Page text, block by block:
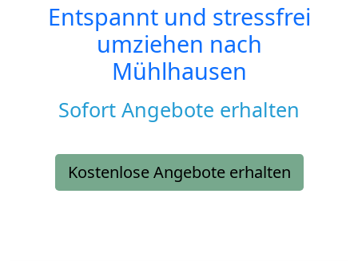
Entspannt und stressfrei
umziehen nach
Mühlhausen
Sofort Angebote erhalten
Kostenlose Angebote erhalten